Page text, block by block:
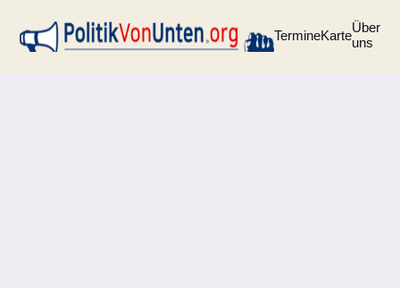
TermineKarteÜber
uns